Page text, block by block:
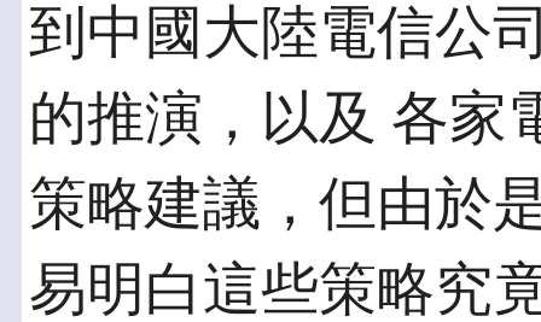
到中國大陸電信公
的推演，以及 各家
策略建議，但由於
易明白這些策略究